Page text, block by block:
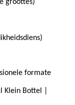
groottes)
formate
Klein Bottel |